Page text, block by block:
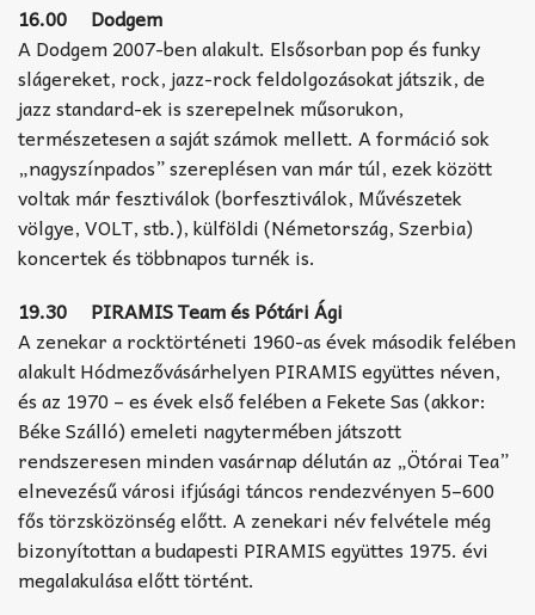
16.00 Dodgem
A Dodgem 2007-ben alakult. Elsősorban pop és funky
slágereket, rock, jazz-rock feldolgozásokat játszik, de
jazz standard-ek is szerepelnek műsorukon,
természetesen a saját számok mellett. A formáció sok
„nagyszínpados” szereplésen van már túl, ezek között
voltak már fesztiválok (borfesztiválok, Művészetek
völgye, VOLT, stb.), külföldi (Németország, Szerbia)
koncertek és többnapos turnék is.
19.30 PIRAMIS Team és Pótári Ági
A zenekar a rocktörténeti 1960-as évek második felében
alakult Hódmezővásárhelyen PIRAMIS együttes néven,
és az 1970 – es évek első felében a Fekete Sas (akkor:
Béke Szálló) emeleti nagytermében játszott
rendszeresen minden vasárnap délután az „Ötórai Tea”
elnevezésű városi ifjúsági táncos rendezvényen 5–600
fős törzsközönség előtt. A zenekari név felvétele még
bizonyítottan a budapesti PIRAMIS együttes 1975. évi
megalakulása előtt történt.